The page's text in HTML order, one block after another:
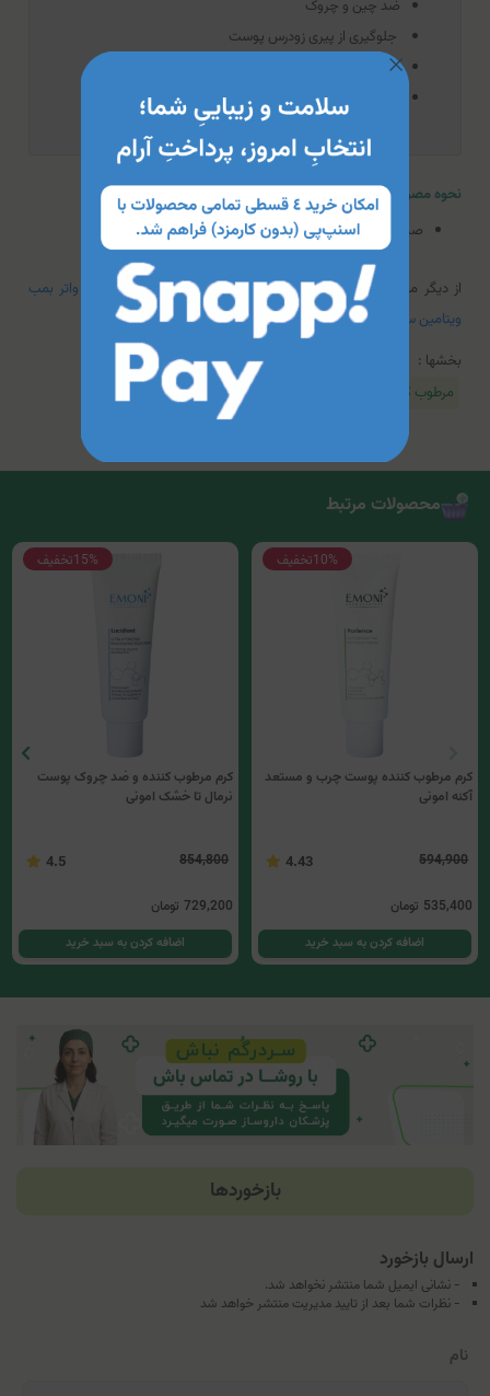
ضد چین و چروک
جلوگیری از پیری زودرس پوست
دارای ویتامین A , ویتامین B1 , ویتامین B3 , ویتامین B5
نحوه مصرفکرم آبرسان کامان کلاژن
صبح و شب روی پوست تمیز استفاده شود.
از دیگر محصولات محبوب این برند میی‌توان بهکرم صورت آبرسان واتر بمب
ویتامین سی
اشاره کرد.
بخشها :
مرطوب کننده
محصولات مرتبط
10%تخفیف
کرم مرطوب کننده پوست چرب و مستعد
آکنه امونی
594,900
4.43
535,400 تومان
اضافه کردن به سبد خرید
15%تخفیف
کرم مرطوب کننده و ضد چروک پوست
نرمال تا خشک امونی
854,800
4.5
729,200 تومان
اضافه کردن به سبد خرید
بازخوردها
ارسال بازخورد
- نشانی ایمیل شما منتشر نخواهد شد.
- نظرات شما بعد از تایید مدیریت منتشر خواهد شد
نام